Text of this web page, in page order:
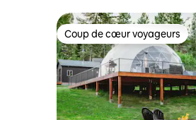
Coup de cœur voyageurs
Coup de cœur voyageurs